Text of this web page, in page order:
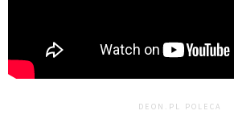
DEON.PL POLECA